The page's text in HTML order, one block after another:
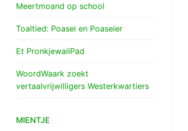
Meertmoand op school
Toaltied: Poasei en Poaseier
Et PronkjewailPad
WoordWaark zoekt
vertaalvrijwilligers Westerkwartiers
MIENTJE